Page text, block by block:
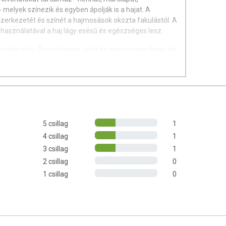
színezik és egyben ápolják is a hajat. A
és színét a hajmosások okozta fakulástól. A
a haj lágy esésű és egészséges lesz.
-Óvja a hajat, megelőzi a hajszín fakulását.
ajánlott.
(Activator) 40 ml
peroxidot tartalmaz! • A
reakciót válthatnak ki. Használat előtt,
5 csillag
1
4 csillag
1
3 csillag
1
2 csillag
0
1 csillag
0